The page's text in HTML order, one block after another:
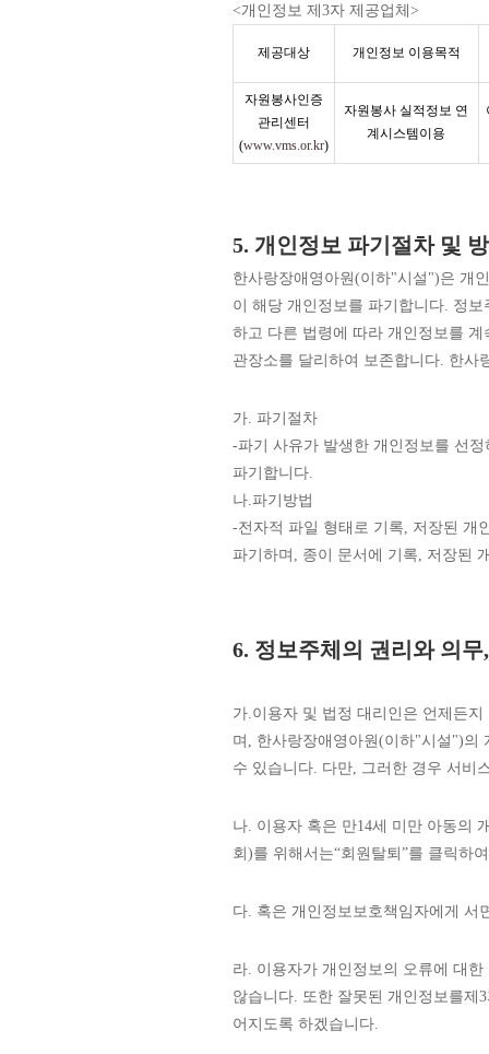
<개인정보 제3자 제공업체>
제공대상 개인정보 이용목적
자원봉사인증
관리센터
(www.vms.or.kr)
자원봉사 실적정보 연
계시스템이용
5. 개인정보 파기절차 및
한사랑장애영아원(이하"시설")은 개
이 해당 개인정보를 파기합니다. 정
하고 다른 법령에 따라 개인정보를
관장소를 달리하여 보존합니다. 한
가. 파기절차
-파기 사유가 발생한 개인정보를 선
파기합니다.
나.파기방법
-전자적 파일 형태로 기록, 저장된 개
파기하며, 종이 문서에 기록, 저장된
6. 정보주체의 권리와 의
가.이용자 및 법정 대리인은 언제든
며, 한사랑장애영아원(이하"시설")의
수 있습니다. 다만, 그러한 경우 서비
나. 이용자 혹은 만14세 미만 아동의
회)를 위해서는“회원탈퇴”를 클릭하
다. 혹은 개인정보보호책임자에게 서
라. 이용자가 개인정보의 오류에 대
않습니다. 또한 잘못된 개인정보를제
어지도록 하겠습니다.